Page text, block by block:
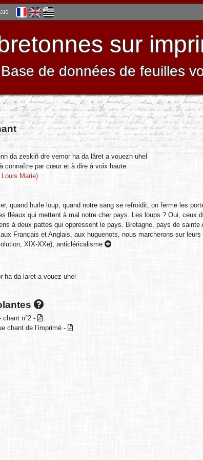
sur
Base de données de feuilles
da zeskiñ dre vemor ha da lâret a vouezh uhel
connaître par cœur et à dire à voix haute
Marie)
quand hurle loup, quand notre sang se refroidit, on ferme les
fléaux qui mettent à mal notre cher pays. Les loups ? Oui, ceux
à deux pattes qui oppressent le pays. Bretagne, pays de
aux Français et Anglais, aux huguenots, nous marcherons sur leurs
XIX-XXe), anticléricalisme
ha da laret a vouez uhel
chant n°2 -
chant de l’imprimé -